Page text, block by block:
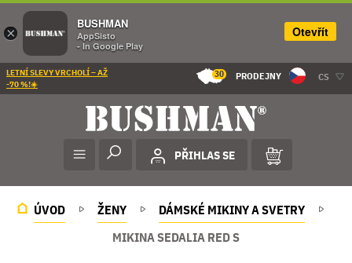
LETNÍ SLEVY VRCHOLÍ – AŽ
-70 %!☀️
30 PRODEJNY CS
PŘIHLAS SE
ÚVOD ŽENY
DÁMSKÉ MIKINY A SVETRY
MIKINA SEDALIA RED S
×
BUSHMAN
AppSisto
- In Google Play
Otevřít